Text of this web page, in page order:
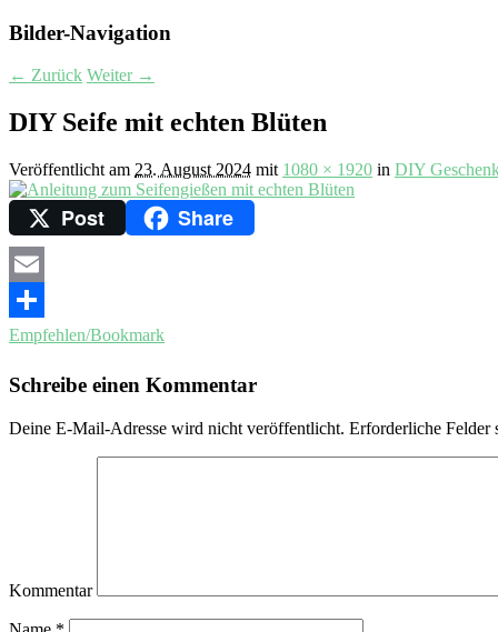
Bilder-Navigation
← Zurück Weiter →
DIY Seife mit echten Blüten
Veröffentlicht am 23. August 2024 mit 1080 × 1920 in DIY
Post Share
Email
Empfehlen/Bookmark
Schreibe einen Kommentar
Deine E-Mail-Adresse wird nicht veröffentlicht. Erforderliche Felder
Kommentar